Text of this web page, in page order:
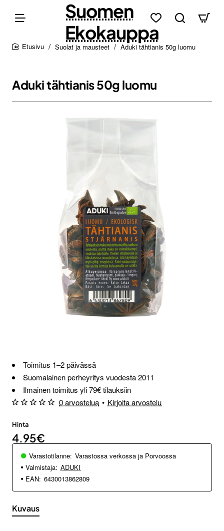
Suomen
Ekokauppa
Suolat ja mausteet Aduki tähtianis 50g luomu
Aduki tähtianis 50g luomu
Toimitus 1–2 päivässä
Suomalainen perheyritys vuodesta 2011
Ilmainen toimitus yli 79€ tilauksiin
0 arvostelua • Kirjoita arvostelu
Hinta
4.95€
Varastotilanne: Varastossa verkossa ja Porvoossa
Valmistaja: ADUKI
EAN: 6430013862809
Kuvaus